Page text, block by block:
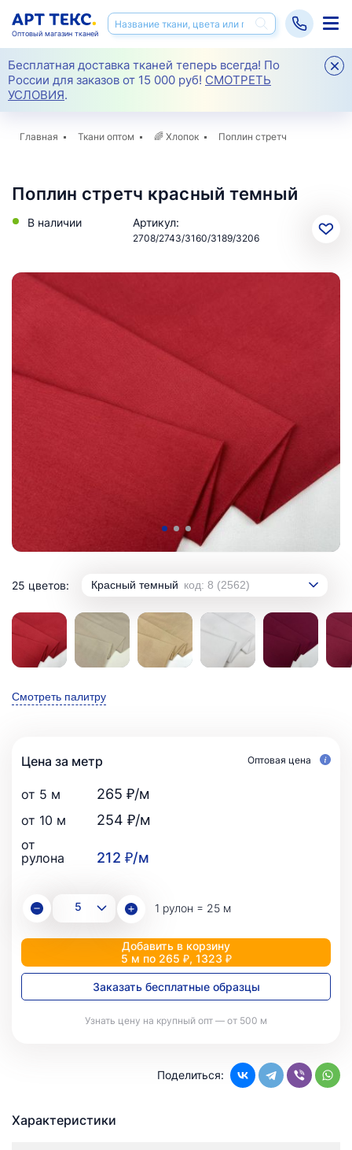
Бесплатная доставка тканей теперь всегда! По
России для заказов от 15 000 руб! СМОТРЕТЬ
УСЛОВИЯ.
Оптовый магазин тканей
Главная Ткани оптом 🌈 Хлопок Поплин стретч
Поплин стретч красный темный
В наличии Артикул:
2708/2743/3160/3189/3206
25 цветов: Красный темный код: 8 (2562)
Смотреть палитру
Цена за метр Оптовая цена
от 5 м 265 ₽/м
от 10 м 254 ₽/м
от
рулона
212 ₽/м
1 рулон = 25 м
Добавить в корзину
5 м по 265 ₽, 1323 ₽
Заказать бесплатные образцы
Узнать цену на крупный опт — от 500 м
Поделиться:
Характеристики